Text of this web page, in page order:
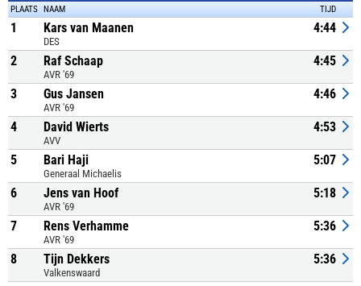
PLAATS NAAM TIJD
1 Kars van Maanen
DES
4:44
2 Raf Schaap
AVR '69
4:45
3 Gus Jansen
AVR '69
4:46
4 David Wierts
AVV
4:53
5 Bari Haji
Generaal Michaelis
5:07
6 Jens van Hoof
AVR '69
5:18
7 Rens Verhamme
AVR '69
5:36
8 Tijn Dekkers
Valkenswaard
5:36